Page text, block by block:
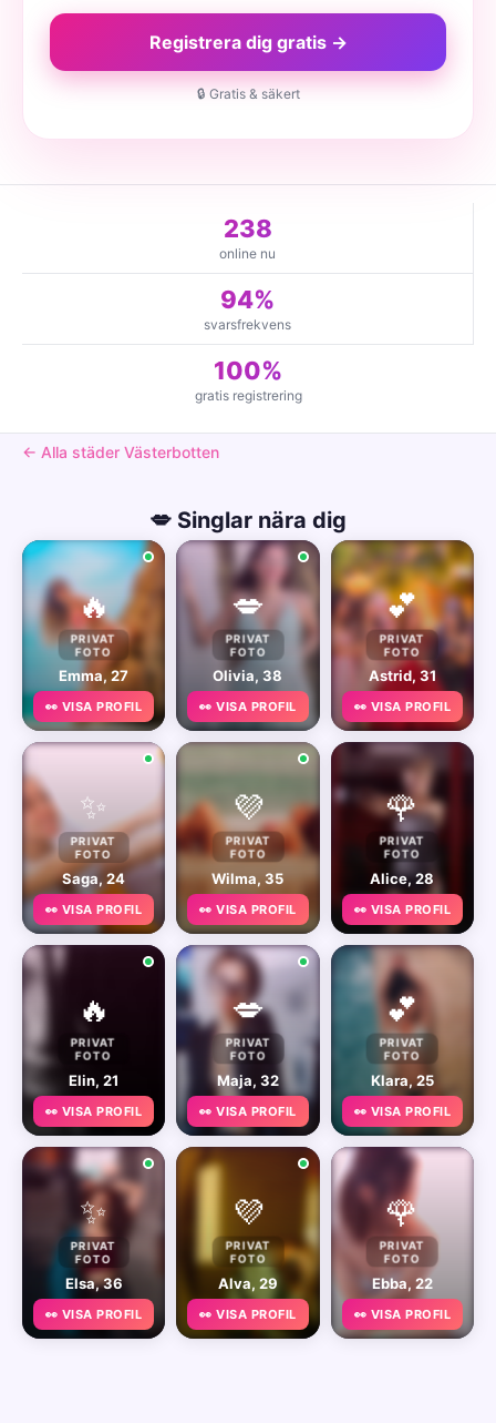
Registrera dig gratis →
🔒 Gratis & säkert
238
online nu
94%
svarsfrekvens
100%
gratis registrering
← Alla städer Västerbotten
💋 Singlar nära dig
🔥
PRIVAT
FOTO
Emma, 27
👀 VISA PROFIL
💋
PRIVAT
FOTO
Olivia, 38
👀 VISA PROFIL
💕
PRIVAT
FOTO
Astrid, 31
👀 VISA PROFIL
✨
PRIVAT
FOTO
Saga, 24
👀 VISA PROFIL
💜
PRIVAT
FOTO
Wilma, 35
👀 VISA PROFIL
🌹
PRIVAT
FOTO
Alice, 28
👀 VISA PROFIL
🔥
PRIVAT
FOTO
Elin, 21
👀 VISA PROFIL
💋
PRIVAT
FOTO
Maja, 32
👀 VISA PROFIL
💕
PRIVAT
FOTO
Klara, 25
👀 VISA PROFIL
✨
PRIVAT
FOTO
Elsa, 36
👀 VISA PROFIL
💜
PRIVAT
FOTO
Alva, 29
👀 VISA PROFIL
🌹
PRIVAT
FOTO
Ebba, 22
👀 VISA PROFIL